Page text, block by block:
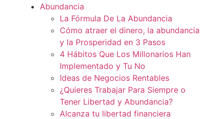
Abundancia
La Fórmula De La Abundancia
Cómo atraer el dinero, la abundancia
y la Prosperidad en 3 Pasos
4 Hábitos Que Los Millonarios Han
Implementado y Tu No
Ideas de Negocios Rentables
¿Quieres Trabajar Para Siempre o
Tener Libertad y Abundancia?
Alcanza tu libertad financiera